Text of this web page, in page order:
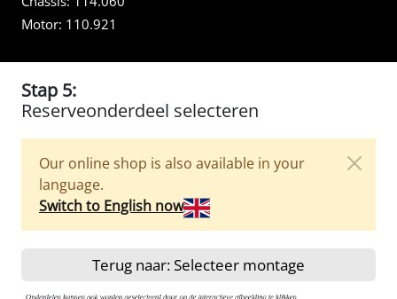
Motor: 110.921
Stap 5:
Reserveonderdeel selecteren
Our online shop is also available in your
language.
Switch to English now
Terug naar: Selecteer montage